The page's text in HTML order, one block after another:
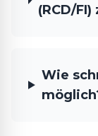
(RCD/
Wie